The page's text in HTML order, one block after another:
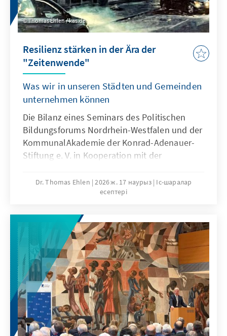
Thomas Ehlen / kas.de
Resilienz stärken in der Ära der
"Zeitenwende"
Was wir in unseren Städten und Gemeinden
unternehmen können
Die Bilanz eines Seminars des Politischen
Bildungsforums Nordrhein-Westfalen und der
KommunalAkademie der Konrad-Adenauer-
Stiftung e. V. in Kooperation mit der
Dr. Thomas Ehlen 2026 ж. 17 наурыз Іс-шаралар
есептері